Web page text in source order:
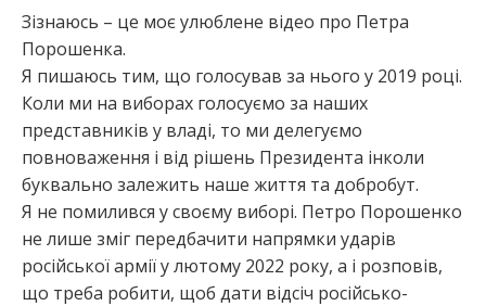
Зізнаюсь – це моє улюблене відео про Петра
Порошенка.
Я пишаюсь тим, що голосував за нього у 2019 році.
Коли ми на виборах голосуємо за наших
представників у владі, то ми делегуємо
повноваження і від рішень Президента інколи
буквально залежить наше життя та добробут.
Я не помилився у своєму виборі. Петро Порошенко
не лише зміг передбачити напрямки ударів
російської армії у лютому 2022 року, а і розповів,
що треба робити, щоб дати відсіч російсько-